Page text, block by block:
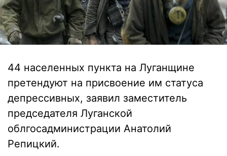
44 населенных пункта на Луганщине
претендуют на присвоение им статуса
депрессивных, заявил заместитель
председателя Луганской
облгосадминистрации Анатолий
Репицкий.